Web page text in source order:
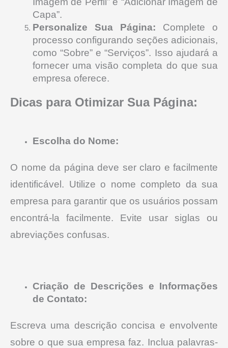
Capa”.
Personalize Sua Página: Complete o
processo configurando seções adicionais,
como “Sobre” e “Serviços”. Isso ajudará a
fornecer uma visão completa do que sua
empresa oferece.
Dicas para Otimizar Sua Página:
Escolha do Nome:
O nome da página deve ser claro e facilmente
identificável. Utilize o nome completo da sua
empresa para garantir que os usuários possam
encontrá-la facilmente. Evite usar siglas ou
abreviações confusas.
Criação de Descrições e Informações
de Contato:
Escreva uma descrição concisa e envolvente
sobre o que sua empresa faz. Inclua palavras-